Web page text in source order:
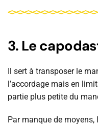
3. Le
Il sert à transposer le
l’accordage mais en
partie plus petite du
Par manque de